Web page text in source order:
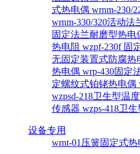
式热电偶 wrnm-230/
wrnm-330/320活动
固定法兰耐磨型热电
热电阻 wzpf-230f 固
无固定装置式防腐热
热电偶 wrp-430固定
定螺纹式铂铑热电偶
wzpsd-218卫生型温
传感器 wzps-418卫
设备专用
wrnt-01压簧固定式热